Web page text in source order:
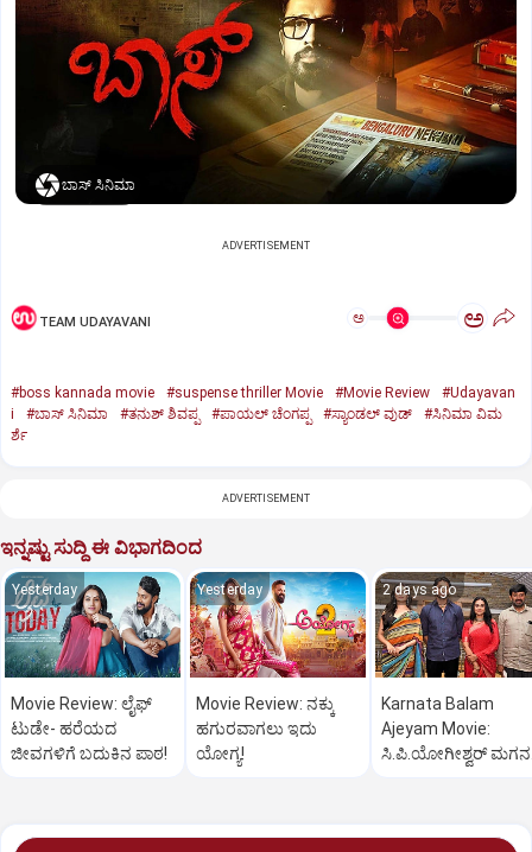
ಬಾಸ್‌ ಸಿನಿಮಾ
ADVERTISEMENT
TEAM UDAYAVANI ಅ ಅ
#boss kannada movie #suspense thriller Movie #Movie Review
#Udayavan
i
#ಬಾಸ್‌ ಸಿನಿಮಾ #ತನುಶ್‌ ಶಿವಪ್ಪ #ಪಾಯಲ್‌ ಚೆಂಗಪ್ಪ #ಸ್ಯಾಂಡಲ್‌ ವುಡ್‌
#ಸಿನಿಮಾ ವಿಮ
ರ್ಶೆ
ADVERTISEMENT
ಇನ್ನಷ್ಟು ಸುದ್ದಿ ಈ ವಿಭಾಗದಿಂದ
Yesterday
Movie Review: ಲೈಫ್‌
ಟುಡೇ- ಹರೆಯದ
ಜೀವಗಳಿಗೆ ಬದುಕಿನ ಪಾಠ!
Yesterday
Movie Review: ನಕ್ಕು
ಹಗುರವಾಗಲು ಇದು
ಯೋಗ್ಯ!
2 days ago
Karnata Balam
Ajeyam Movie:
ಸಿ.ಪಿ.ಯೋಗೀಶ್ವರ್‌ ಮಗನ